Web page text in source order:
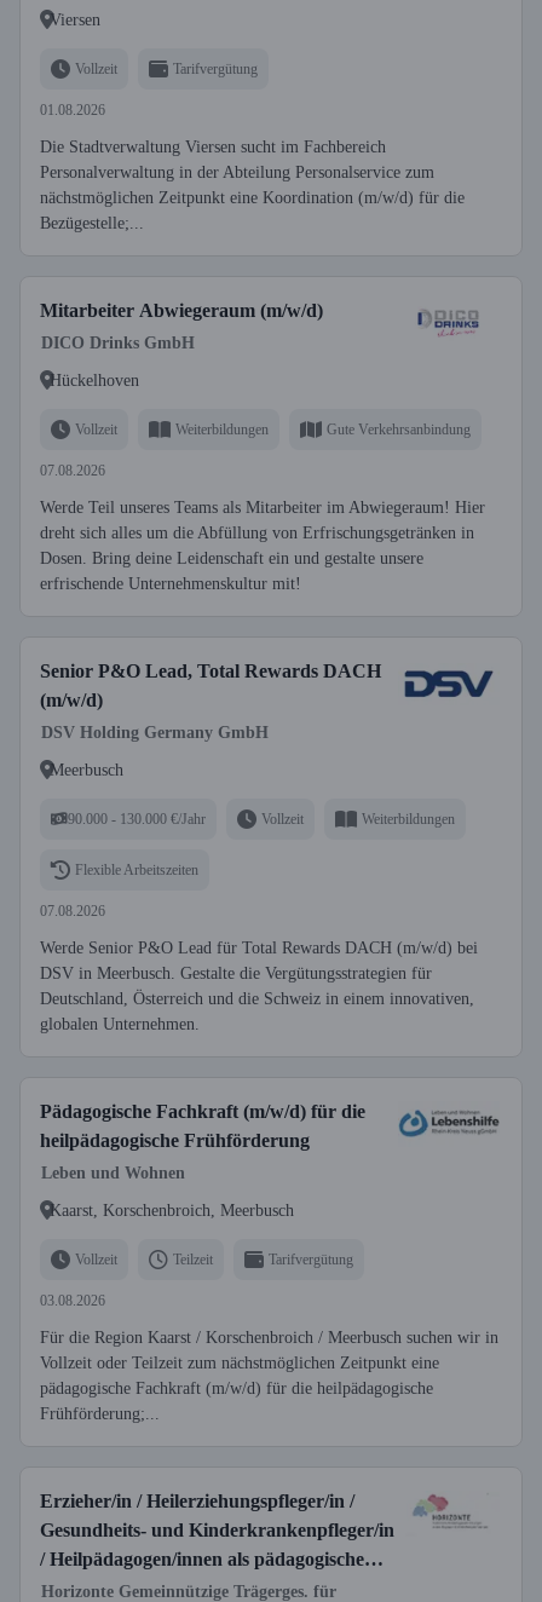
Viersen
Vollzeit Tarifvergütung
01.08.2026
Die Stadtverwaltung Viersen sucht im Fachbereich
Personalverwaltung in der Abteilung Personalservice zum
nächstmöglichen Zeitpunkt eine Koordination (m/w/d) für die
Bezügestelle;...
Mitarbeiter Abwiegeraum (m/w/d)
DICO Drinks GmbH
Hückelhoven
Vollzeit Weiterbildungen Gute Verkehrsanbindung
07.08.2026
Werde Teil unseres Teams als Mitarbeiter im Abwiegeraum! Hier
dreht sich alles um die Abfüllung von Erfrischungsgetränken in
Dosen. Bring deine Leidenschaft ein und gestalte unsere
erfrischende Unternehmenskultur mit!
Senior P&O Lead, Total Rewards DACH
(m/w/d)
DSV Holding Germany GmbH
Meerbusch
90.000 - 130.000 €/Jahr Vollzeit Weiterbildungen
Flexible Arbeitszeiten
07.08.2026
Werde Senior P&O Lead für Total Rewards DACH (m/w/d) bei
DSV in Meerbusch. Gestalte die Vergütungsstrategien für
Deutschland, Österreich und die Schweiz in einem innovativen,
globalen Unternehmen.
Pädagogische Fachkraft (m/w/d) für die
heilpädagogische Frühförderung
Leben und Wohnen
Kaarst, Korschenbroich, Meerbusch
Vollzeit Teilzeit Tarifvergütung
03.08.2026
Für die Region Kaarst / Korschenbroich / Meerbusch suchen wir in
Vollzeit oder Teilzeit zum nächstmöglichen Zeitpunkt eine
pädagogische Fachkraft (m/w/d) für die heilpädagogische
Frühförderung;...
Erzieher/in / Heilerziehungspfleger/in /
Gesundheits- und Kinderkrankenpfleger/in
/ Heilpädagogen/innen als pädagogische
Fachkraft (m/w/d)
Horizonte Gemeinnützige Trägerges. für